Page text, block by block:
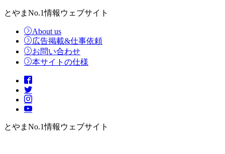
とやまNo.1情報ウェブサイト
About us
広告掲載&仕事依頼
お問い合わせ
本サイトの仕様
とやまNo.1情報ウェブサイト